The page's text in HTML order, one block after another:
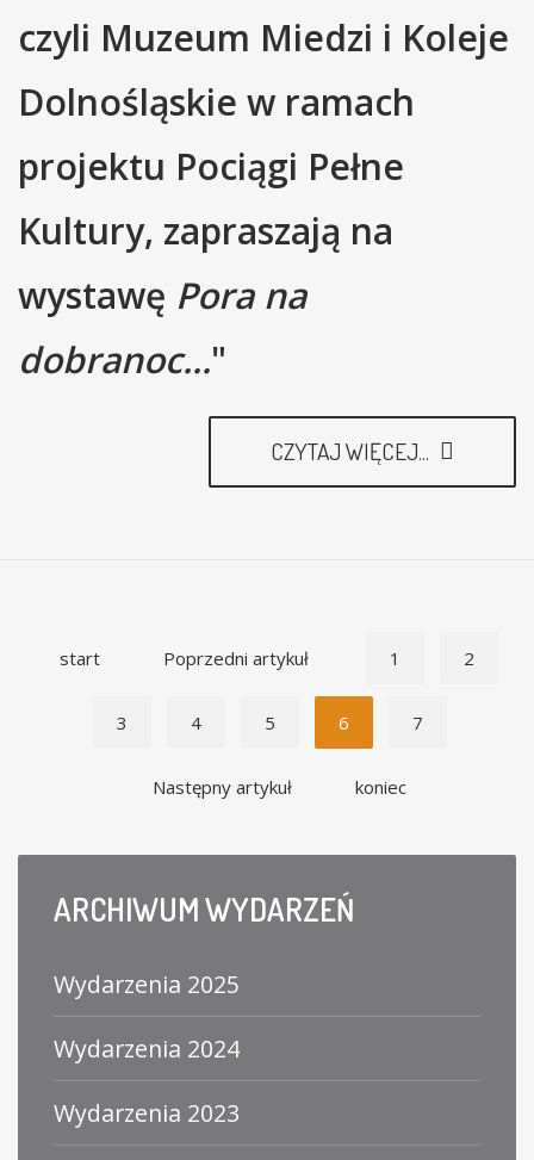
czyli Muzeum Miedzi i Koleje
Dolnośląskie w ramach
projektu Pociągi Pełne
Kultury, zapraszają na
wystawę Pora na
dobranoc..."
CZYTAJ WIĘCEJ...
start Poprzedni artykuł 1 2
3 4 5 6 7
Następny artykuł koniec
ARCHIWUMWYDARZEŃ
Wydarzenia 2025
Wydarzenia 2024
Wydarzenia 2023